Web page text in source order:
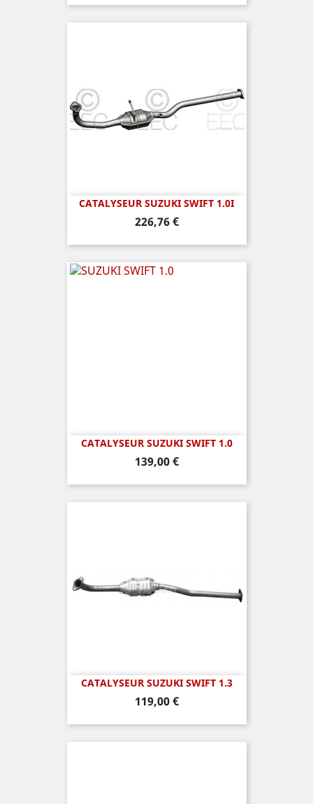
CATALYSEUR SUZUKI SWIFT 1.0I
Prix
226,76 €
CATALYSEUR SUZUKI SWIFT 1.0
Prix
139,00 €
CATALYSEUR SUZUKI SWIFT 1.3
Prix
119,00 €